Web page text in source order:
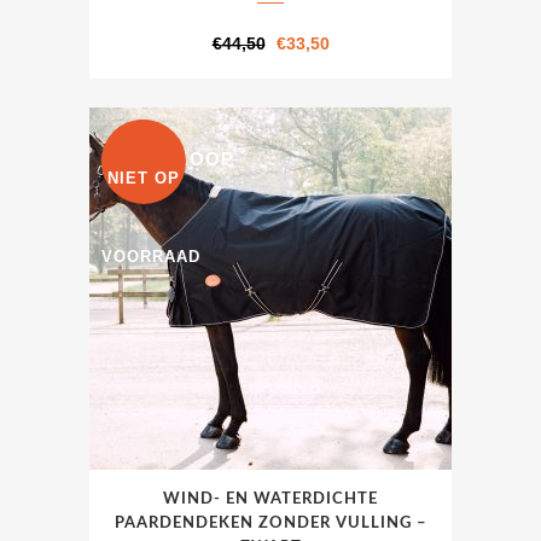
kan
gekozen
worden
op
de
productpagina
€44,50 Oorspronkelijke
was:
€44,50.
€33,50Huidige
is:
€33,50.
UITVERKOOP
NIET OP
VOORRAAD
product
WIND- EN WATERDICHTE
PAARDENDEKEN ZONDER VULLING –